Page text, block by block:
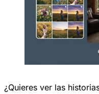
¿Quieres ver las